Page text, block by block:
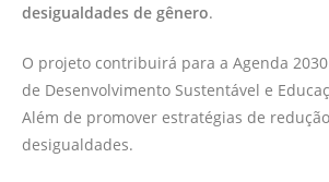
desigualdades de gênero.
O projeto contribuirá para a Agenda
de Desenvolvimento Sustentável e
Além de promover estratégias de
desigualdades.